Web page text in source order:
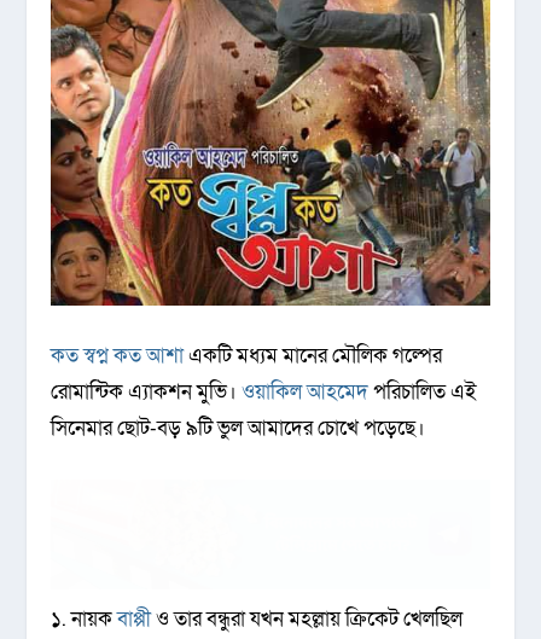
কত স্বপ্ন কত আশাএকটি মধ্যম মানের মৌলিক গল্পের
রোমান্টিক এ্যাকশন মুভি।ওয়াকিল আহমেদপরিচালিত এই
সিনেমার ছোট-বড় ৯টি ভুল আমাদের চোখে পড়েছে।
১. নায়কবাপ্পীও তার বন্ধুরা যখন মহল্লায় ক্রিকেট খেলছিল